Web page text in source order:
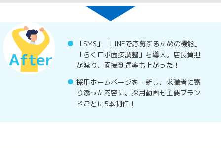
「SMS」「LINEで応募するための機能」
「らくロボ面接調整」を導入。店長負担
が減り、面接到達率も上がった！
採用ホームページを一新し、求職者に寄
り添った内容に。採用動画も主要ブラン
ドごとに5本制作！